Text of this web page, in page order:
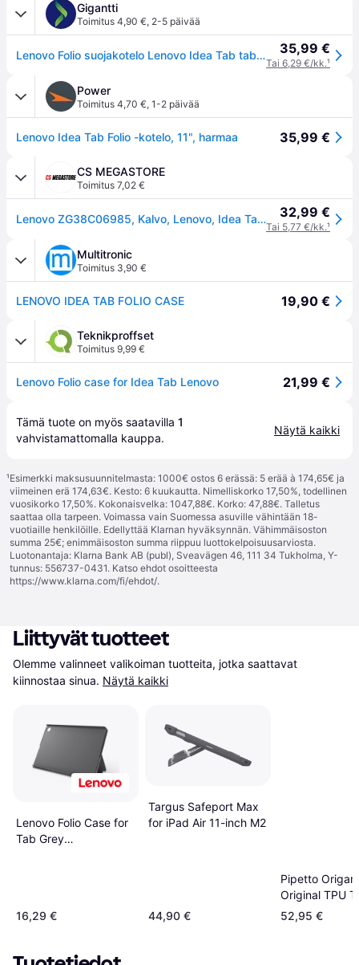
Gigantti
Toimitus 4,90 €, 2-5 päivää
Lenovo Folio suojakotelo Lenovo Idea Tab tabletille (harmaa) 35,99 €
Tai 6,29 €/kk.¹
Power
Toimitus 4,70 €, 1-2 päivää
Lenovo Idea Tab Folio -kotelo, 11", harmaa 35,99 €
CS MEGASTORE
Toimitus 7,02 €
Lenovo ZG38C06985, Kalvo, Lenovo, Idea Tab, 27,9 cm (11), 312 g 32,99 €
Tai 5,77 €/kk.¹
Multitronic
Toimitus 3,90 €
LENOVO IDEA TAB FOLIO CASE 19,90 €
Teknikproffset
Toimitus 9,99 €
Lenovo Folio case for Idea Tab Lenovo 21,99 €
Tämä tuote on myös saatavilla 1
vahvistamattomalla kauppa.
Näytä kaikki
¹Esimerkki maksusuunnitelmasta: 1000€ ostos 6 erässä: 5 erää à 174,65€ ja
viimeinen erä 174,63€. Kesto: 6 kuukautta. Nimelliskorko 17,50%, todellinen
vuosikorko 17,50%. Kokonaisvelka: 1047,88€. Korko: 47,88€. Talletus
saattaa olla tarpeen. Voimassa vain Suomessa asuville vähintään 18-
vuotiaille henkilöille. Edellyttää Klarnan hyväksynnän. Vähimmäisoston
summa 25€; enimmäisoston summa riippuu luottokelpoisuusarviosta.
Luotonantaja: Klarna Bank AB (publ), Sveavägen 46, 111 34 Tukholma, Y-
tunnus: 556737-0431. Katso ehdot osoitteesta
https://www.klarna.com/fi/ehdot/.
Liittyvät tuotteet
Olemme valinneet valikoiman tuotteita, jotka saattavat
kiinnostaa sinua. Näytä kaikki
Lenovo Folio Case for
Tab Grey
16,29 €
Targus Safeport Max
for iPad Air 11-inch M2
44,90 €
Pipetto
Original TPU
Case
for iPad Pro 11
52,95 €